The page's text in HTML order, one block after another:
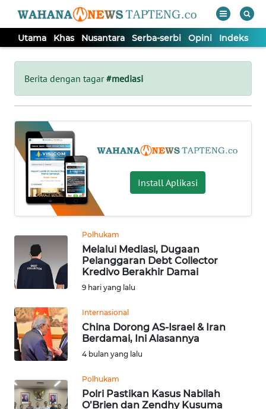
Utama Khas Nusantara Serba-serbi Opini Indeks
Berita dengan tagar#mediasi
Install Aplikasi
Polhukam
Melalui Mediasi, Dugaan
Pelanggaran Debt Collector
Kredivo Berakhir Damai
9 hari yang lalu
Internasional
China Dorong AS-Israel & Iran
Berdamai, Ini Alasannya
4 bulan yang lalu
Polhukam
Polri Pastikan Kasus Nabilah
O’Brien dan Zendhy Kusuma
Tutup
UTAMA
KHAS
NUSANTARA
SERBA-
SERBI
OPINI
Informasi
INDEKS
BERITA
KONTAK
INFO